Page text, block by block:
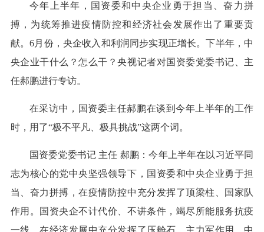
今年上半年，国资委和中央企业勇于担当、奋力拼
搏，为统筹推进疫情防控和经济社会发展作出了重要贡
献。6月份，央企收入和利润同步实现正增长。下半年，中
央企业干什么？怎么干？央视记者对国资委党委书记、主
任郝鹏进行专访。
在采访中，国资委主任郝鹏在谈到今年上半年的工作
时，用了“极不平凡、极具挑战”这两个词。
国资委党委书记 主任 郝鹏：今年上半年在以习近平同
志为核心的党中央坚强领导下，国资委和中央企业勇于担
当、奋力拼搏，在疫情防控中充分发挥了顶梁柱、国家队
作用。国资央企不计代价、不讲条件，竭尽所能服务抗疫